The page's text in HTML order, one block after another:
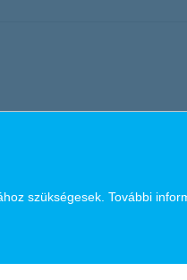
szabadságukból
szükségesek. További